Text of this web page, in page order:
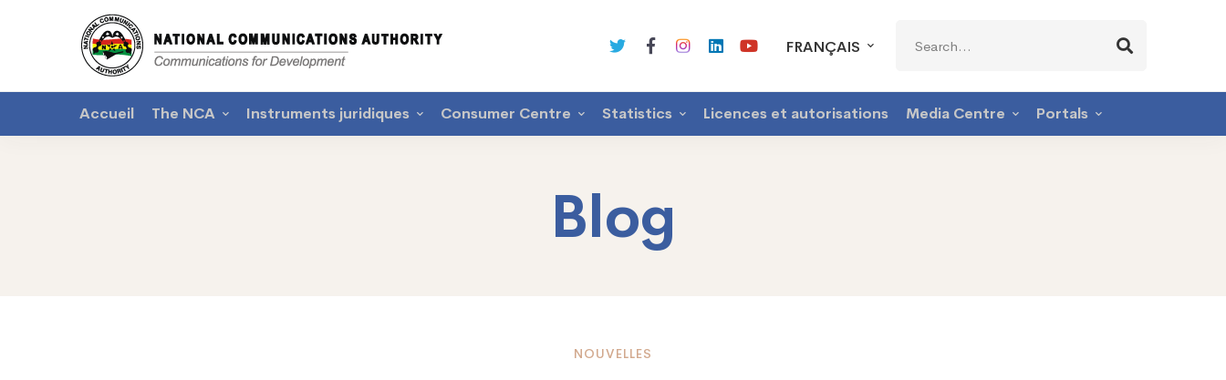
FRANÇAIS
for:
Accueil The NCA Instruments juridiques Consumer Centre Statistics Licences et autorisations Media Centre Portals
Blog
NOUVELLES